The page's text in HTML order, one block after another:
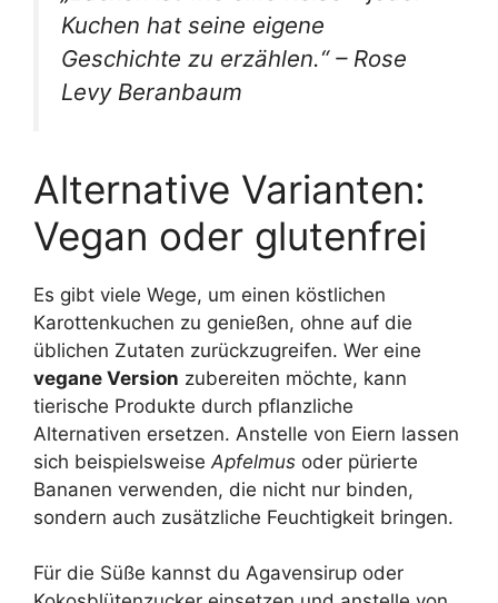
Kuchen hat seine eigene
Geschichte zu erzählen.“ – Rose
Levy Beranbaum
Alternative Varianten:
Vegan oder glutenfrei
Es gibt viele Wege, um einen köstlichen
Karottenkuchen zu genießen, ohne auf die
üblichen Zutaten zurückzugreifen. Wer eine
vegane Version zubereiten möchte, kann
tierische Produkte durch pflanzliche
Alternativen ersetzen. Anstelle von Eiern lassen
sich beispielsweise Apfelmus oder pürierte
Bananen verwenden, die nicht nur binden,
sondern auch zusätzliche Feuchtigkeit bringen.
Für die Süße kannst du Agavensirup oder